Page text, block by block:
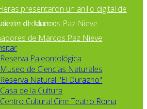
presentaron un anillo digital de
el control
de Marcos Paz Nieve
de Marcos Paz Nieve
Reserva Paleontológica
Museo de Ciencias Naturales
Reserva Natural "El Durazno"
Casa de la Cultura
Centro Cultural Cine Teatro Roma